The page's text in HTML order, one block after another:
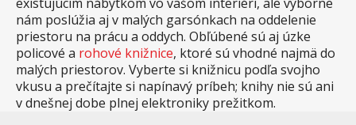
nám poslúžia aj v malých garsónkach na oddelenie
priestoru na prácu a oddych. Obľúbené sú aj úzke
policové a rohové knižnice, ktoré sú vhodné najmä do
malých priestorov. Vyberte si knižnicu podľa svojho
vkusu a prečítajte si napínavý príbeh; knihy nie sú ani
v dnešnej dobe plnej elektroniky prežitkom.